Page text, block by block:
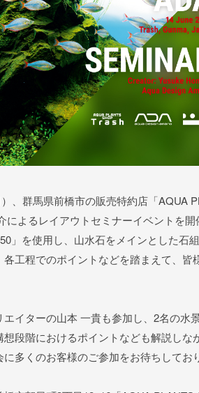
、群馬県前橋市の販売特約店「AQUA
によるレイアウトセミナーイベントを
」を使用し、山水石をメインとした石
工程でのポイントなどを踏まえて、
エイターの山本 一貴も参加し、2名の水
想段階におけるポイントなども解説し
多くのお客様のご参加をお待ちしてお